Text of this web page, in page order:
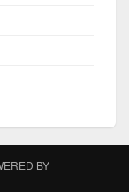
BY